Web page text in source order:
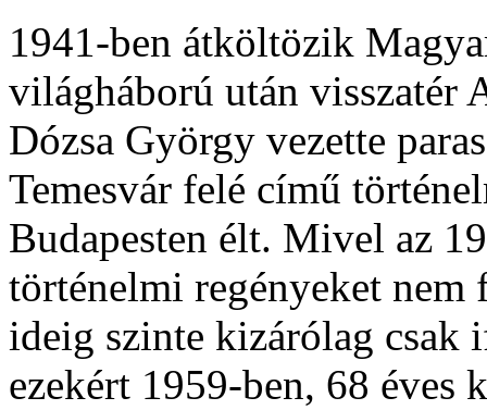
1941-ben átköltözik
világháború után visszatér
Dózsa György vezette
Temesvár felé című
Budapesten élt. Mivel az
történelmi regényeket
ideig szinte kizárólag csak
ezekért 1959-ben, 68 éves